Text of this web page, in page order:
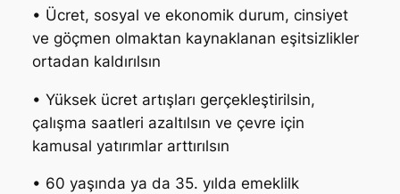
• Ücret, sosyal ve ekonomik durum, cinsiyet
ve göçmen olmaktan kaynaklanan eşitsizlikler
ortadan kaldırılsın
• Yüksek ücret artışları gerçekleştirilsin,
çalışma saatleri azaltılsın ve çevre için
kamusal yatırımlar arttırılsın
• 60 yaşında ya da 35. yılda emeklilk